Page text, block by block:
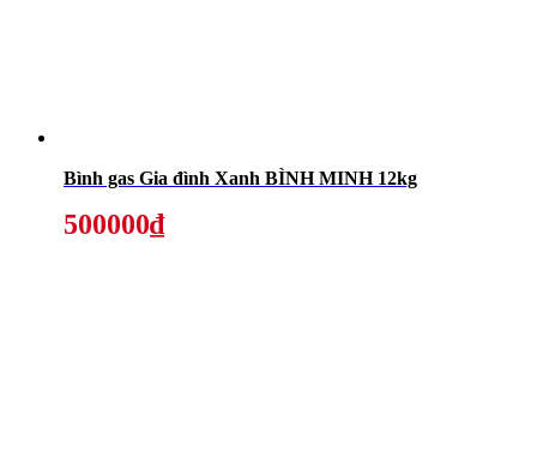
Bình gas Gia đình Xanh BÌNH MINH 12kg
500000₫